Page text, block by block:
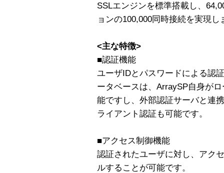
SSLエンジンを標準搭載し、
ョンの100,000同時接続を実現し
<主な特徴>
■認証機能
ユーザIDとパスワードによる認
ータベースは、ArraySP自身が
能ですし、外部認証サーバと連
ライアント認証も可能です。
■アクセス制御機能
認証されたユーザに対し、アク
ルすることが可能です。